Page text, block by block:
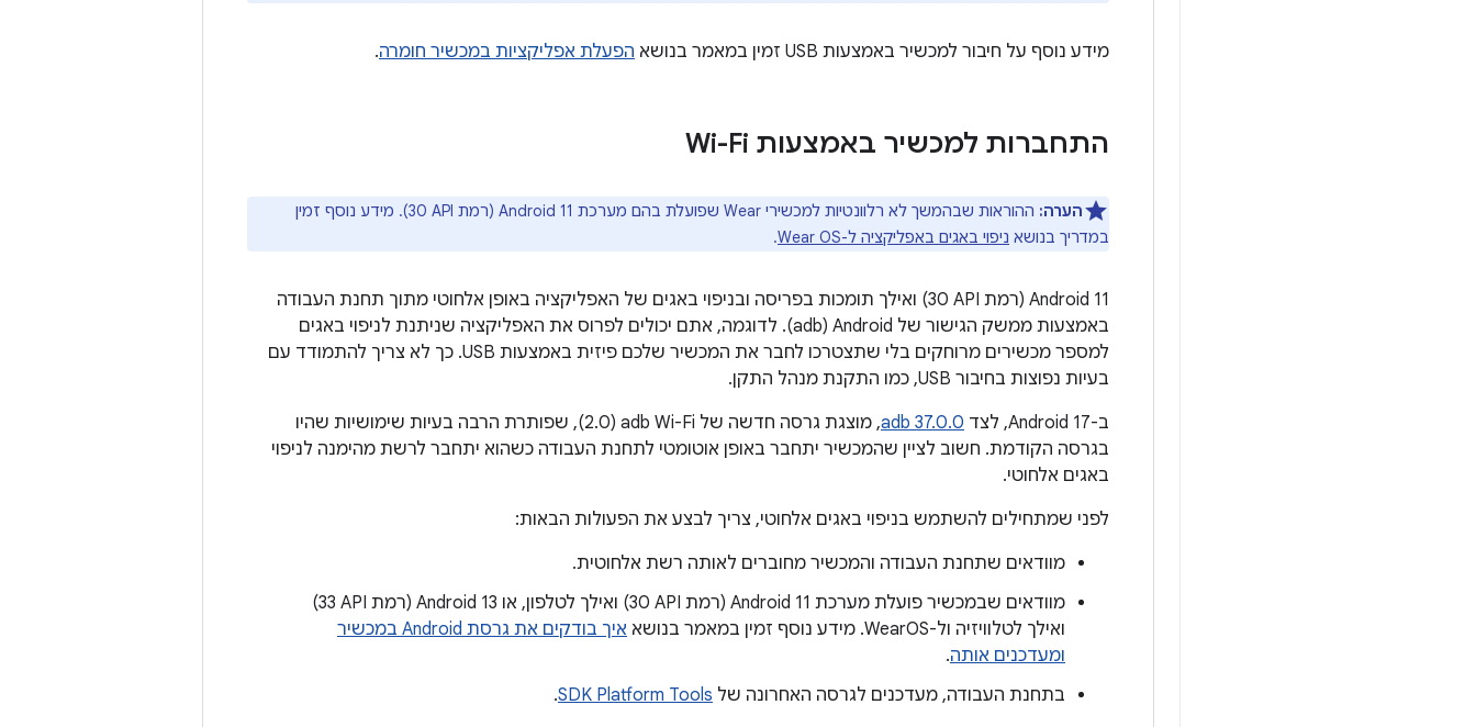
מידע נוסף על חיבור למכשיר באמצעות USB זמין במאמר בנושא הפעלת אפליקציות במכשיר חומרה.
התחברות למכשיר באמצעות Wi-Fi
הערה:
ההוראות שבהמשך לא רלוונטיות למכשירי Wear שפועלת בהם מערכת Android 11 (רמת API ‏30). מידע נוסף זמין
במדריך בנושא ניפוי באגים באפליקציה ל-Wear OS .
‫Android 11 (רמת API‏ 30) ואילך תומכות בפריסה ובניפוי באגים של האפליקציה באופן אלחוטי מתוך תחנת העבודה
באמצעות ממשק הגישור של Android‏ (adb). לדוגמה, אתם יכולים לפרוס את האפליקציה שניתנת לניפוי באגים
למספר מכשירים מרוחקים בלי שתצטרכו לחבר את המכשיר שלכם פיזית באמצעות USB. כך לא צריך להתמודד עם
בעיות נפוצות בחיבור USB, כמו התקנת מנהל התקן.
ב-Android 17, לצד
adb 37.0.0
, מוצגת גרסה חדשה של adb Wi-Fi‏ (2.0), שפותרת הרבה בעיות שימושיות שהיו
בגרסה הקודמת. חשוב לציין שהמכשיר יתחבר באופן אוטומטי לתחנת העבודה כשהוא יתחבר לרשת מהימנה לניפוי
באגים אלחוטי.
לפני שמתחילים להשתמש בניפוי באגים אלחוטי, צריך לבצע את הפעולות הבאות:
מוודאים שתחנת העבודה והמכשיר מחוברים לאותה רשת אלחוטית.
מוודאים שבמכשיר פועלת מערכת Android 11 (רמת API ‏30) ואילך לטלפון, או Android 13 (רמת API ‏33)
ואילך לטלוויזיה ול-WearOS. מידע נוסף זמין במאמר בנושא
איך בודקים את גרסת Android במכשיר
ומעדכנים אותה.
בתחנת העבודה, מעדכנים לגרסה האחרונה של SDK Platform Tools
.